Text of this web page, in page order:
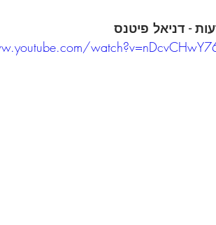
- דניאל פיטנס